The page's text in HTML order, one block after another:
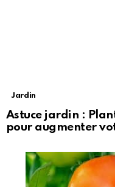
Jardin
Astuce jardin :
pour augmenter